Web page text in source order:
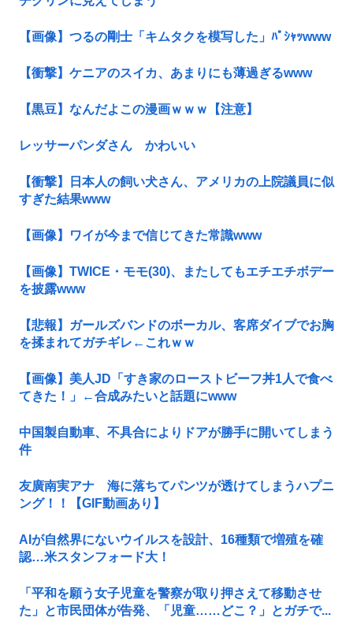
【画像】つるの剛士「キムタクを模写した」ﾊﾟｼｬｯwww
【衝撃】ケニアのスイカ、あまりにも薄過ぎるwww
【黒豆】なんだよこの漫画ｗｗｗ【注意】
レッサーパンダさん かわいい
【衝撃】日本人の飼い犬さん、アメリカの上院議員に似
すぎた結果www
【画像】ワイが今まで信じてきた常識www
【画像】TWICE・モモ(30)、またしてもエチエチボデー
を披露www
【悲報】ガールズバンドのボーカル、客席ダイブでお胸
を揉まれてガチギレ←これｗｗ
【画像】美人JD「すき家のローストビーフ丼1人で食べ
てきた！」←合成みたいと話題にwww
中国製自動車、不具合によりドアが勝手に開いてしまう
件
友廣南実アナ 海に落ちてパンツが透けてしまうハプニ
ング！！【GIF動画あり】
AIが自然界にないウイルスを設計、16種類で増殖を確
認…米スタンフォード大！
「平和を願う女子児童を警察が取り押さえて移動させ
た」と市民団体が告発、「児童……どこ？」とガチで...